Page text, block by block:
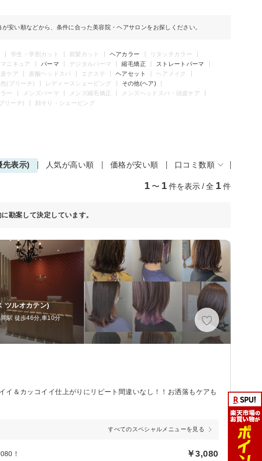
安い順などから、条件に合った美容院・ヘアサロンをお探しください。
学生・学割カット 前髪カット ヘアカラー
リタッチカラー
ニキュア パーマ デジタルパーマ 縮毛矯正
ストレートパーマ
ケア 炭酸ヘッドスパ エクステ ヘアセット
ヘアメイク
(ブリーチ) レディースシェービング
その他(ヘア)
ー メンズパーマ メンズ縮毛矯正
メンズヘッドスパ・頭皮ケア
リーチ)
顔そり・シェービング
先表示) 人気が高い順 価格が安い順 口コミ数順
1 〜 1 件を表示 / 全 1 件
勘案して決定しています。
ツルオカテン)
駅 徒歩46分,車10分
＆カッコイイ仕上がりにリピート間違いなし！！お洒落もケアも
すべてのスペシャルメニューを見る
！ ￥3,080